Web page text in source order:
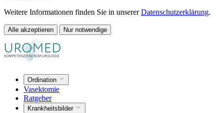
Weitere Informationen finden Sie in unsererDatenschutzerklärung.
Alle akzeptieren Nur notwendige
Ordination
Vasektomie
Ratgeber
Krankheitsbilder